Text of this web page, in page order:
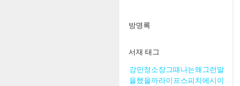
방명록
서재 태그
강민정소장그때나는왜그런말
을했을까라이프스피치에시이